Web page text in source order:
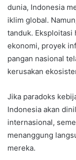
dunia, Indonesia
iklim global.
tanduk. Eksploitasi
ekonomi, proyek
pangan nasional
kerusakan
Jika paradoks
Indonesia akan
internasional,
menanggung
mereka.